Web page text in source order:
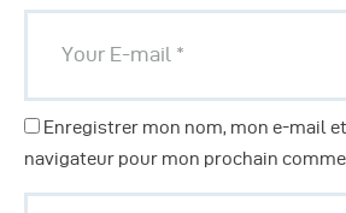
Enregistrer mon nom, mon e-mail
navigateur pour mon prochain